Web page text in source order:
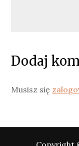
Dodaj
Musisz się